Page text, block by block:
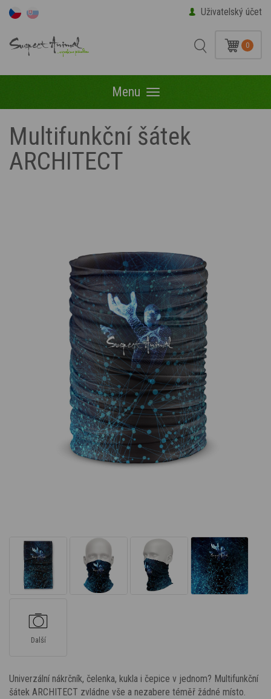
Uživatelský účet
0
Menu Menu
Multifunkční šátek
ARCHITECT
Další
Univerzální nákrčník, čelenka, kukla i čepice v jednom? Multifunkční
šátek ARCHITECT zvládne vše a nezabere téměř žádné místo.